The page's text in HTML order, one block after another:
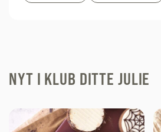
NYT I KLUB DITTE JULIE